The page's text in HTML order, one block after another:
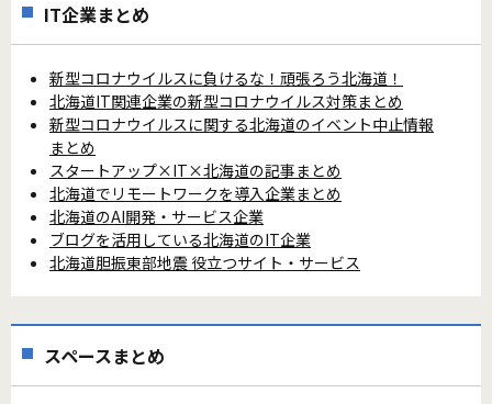
IT企業まとめ
新型コロナウイルスに負けるな！頑張ろう北海道！
北海道IT関連企業の新型コロナウイルス対策まとめ
新型コロナウイルスに関する北海道のイベント中止情報
まとめ
スタートアップ×IT×北海道の記事まとめ
北海道でリモートワークを導入企業まとめ
北海道のAI開発・サービス企業
ブログを活用している北海道のIT企業
北海道胆振東部地震 役立つサイト・サービス
スペースまとめ